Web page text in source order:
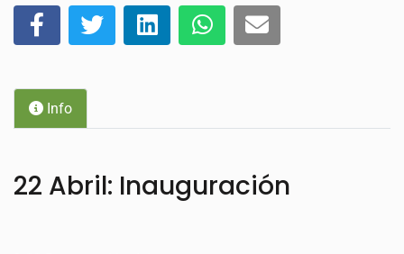
Info
22 Abril: Inauguración